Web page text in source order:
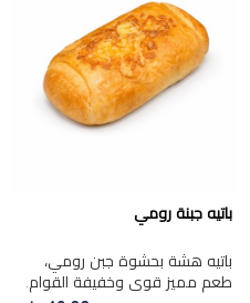
باتيه جبنة رومي
باتيه هشة بحشوة جبن رومي،
طعم مميز قوي وخفيفة القوام.